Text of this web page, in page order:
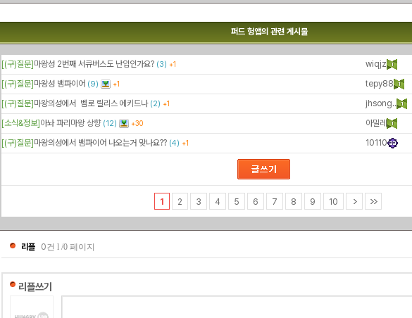
퍼드 헝앱의 관련 게시물
[(구)질문] 마왕성 2번째 서큐버스도 난입인가요? (3) +1 wiqjz
[(구)질문] 마왕성 뱀파이어 (9) +1 tepy88
[(구)질문] 마왕의성에서 벰로 릴리스 에키드나 (2) +1 jhsong..
[소식&정보] 아놔 파리마왕 상향 (12) +30 아밀레
[(구)질문] 마왕의성에서 뱀파이어 나오는거 맞나요?? (4) +1 10110
1 2 3 4 5 6 7 8 9 10
리플 0건 l /0 페이지
리플쓰기